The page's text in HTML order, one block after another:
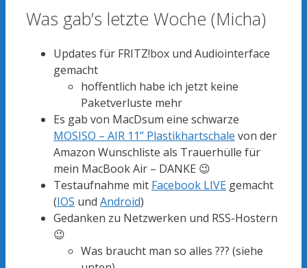
Was gab’s letzte Woche (Micha)
Updates für FRITZ!box und Audiointerface
gemacht
hoffentlich habe ich jetzt keine
Paketverluste mehr
Es gab von MacDsum eine schwarze
MOSISO – AIR 11” Plastikhartschale von der
Amazon Wunschliste als Trauerhülle für
mein MacBook Air – DANKE 😉
Testaufnahme mit Facebook LIVE gemacht
(IOS und Android)
Gedanken zu Netzwerken und RSS-Hostern
😉
Was braucht man so alles ??? (siehe